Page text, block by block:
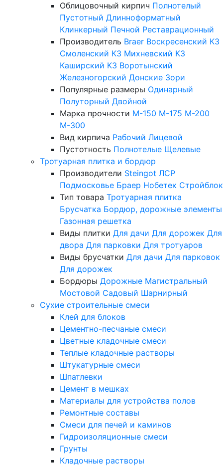
Облицовочный кирпич Полнотелый
Пустотный Длинноформатный
Клинкерный Печной Реставрационный
Производитель Braer Воскресенский КЗ
Смоленский КЗ Михневский КЗ
Каширский КЗ Воротынский
Железногорский Донские Зори
Популярные размеры Одинарный
Полуторный Двойной
Марка прочности М-150 М-175 М-200
М-300
Вид кирпича Рабочий Лицевой
Пустотность Полнотелые Щелевые
Тротуарная плитка и бордюр
Производители Steingot ЛСР
Подмосковье Браер Нобетек Стройблок
Тип товара Тротуарная плитка
Брусчатка Бордюр, дорожные элементы
Газонная решетка
Виды плитки Для дачи Для дорожек Для
двора Для парковки Для тротуаров
Виды брусчатки Для дачи Для парковок
Для дорожек
Бордюры Дорожные Магистральный
Мостовой Садовый Шарнирный
Сухие строительные смеси
Клей для блоков
Цементно-песчаные смеси
Цветные кладочные смеси
Теплые кладочные растворы
Штукатурные смеси
Шпатлевки
Цемент в мешках
Материалы для устройства полов
Ремонтные составы
Смеси для печей и каминов
Гидроизоляционные смеси
Грунты
Кладочные растворы